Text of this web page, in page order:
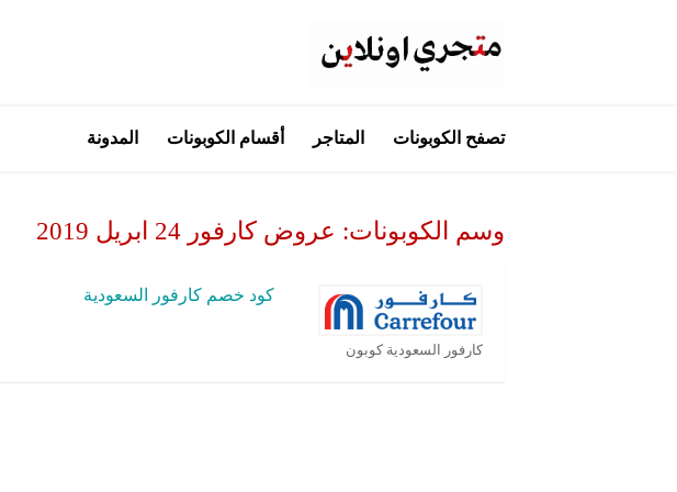
إلى
تصفح الكوبونات المتاجر أقسام الكوبونات المدونة
وسم الكوبونات: عروض كارفور 24 ابريل 2019
كارفور السعودية كوبون
كود خصم كارفور السعودية